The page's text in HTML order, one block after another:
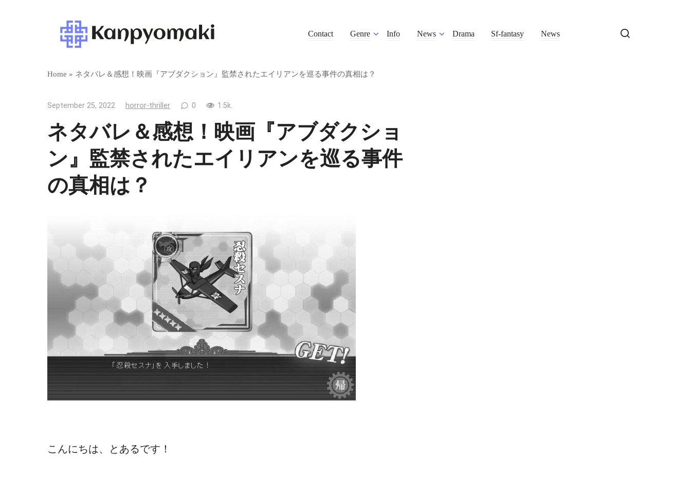
Contact Genre Info News Drama Sf-fantasy News
Home » ネタバレ＆感想！映画『アブダクション』監禁されたエイリアンを巡る事件の真相は？
September 25, 2022 horror-thriller 0 1.5k.
ネタバレ＆感想！映画『アブダクショ
ン』監禁されたエイリアンを巡る事件
の真相は？
こんにちは、とあるです！